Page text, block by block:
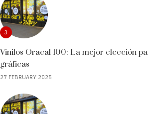
3
Vinilos Oracal 100: La mejor elección
gráficas
27 FEBRUARY 2025